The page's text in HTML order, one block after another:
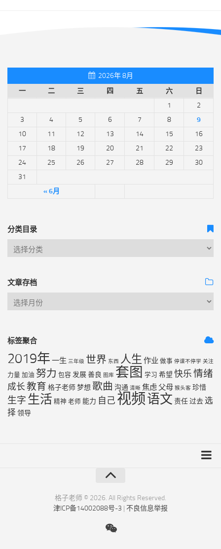
2026年 8月
一
二 三 四 五 六 日
« 6月
1
2
3
4 5 6 7 8
9
10
11 12 13 14 15
16
17
18 19 20 21 22
23
24
25 26 27 28 29
30
31
分类目录
文章存档
标签聚合
2019年 一生 三年级 世界 东西 人生 作业 做事 停课不停学 关注
力量 加油 努力 包容 发展善良 图库 套图 学习 希望 快乐情绪
成长教育 格子老师梦想 歌曲 沟通 清晰 焦虑 父母 猴头客 珍惜
生字 生活 精神 老师 能力 自己 视频语文 责任过去 选
择 领导
格子老师 © 2026. All Rights Reserved.
津ICP备14002088号-3 | 不良信息举报